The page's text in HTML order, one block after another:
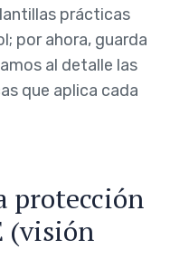
prácticas
por ahora, guarda
al detalle las
que aplica cada
protección
(visión